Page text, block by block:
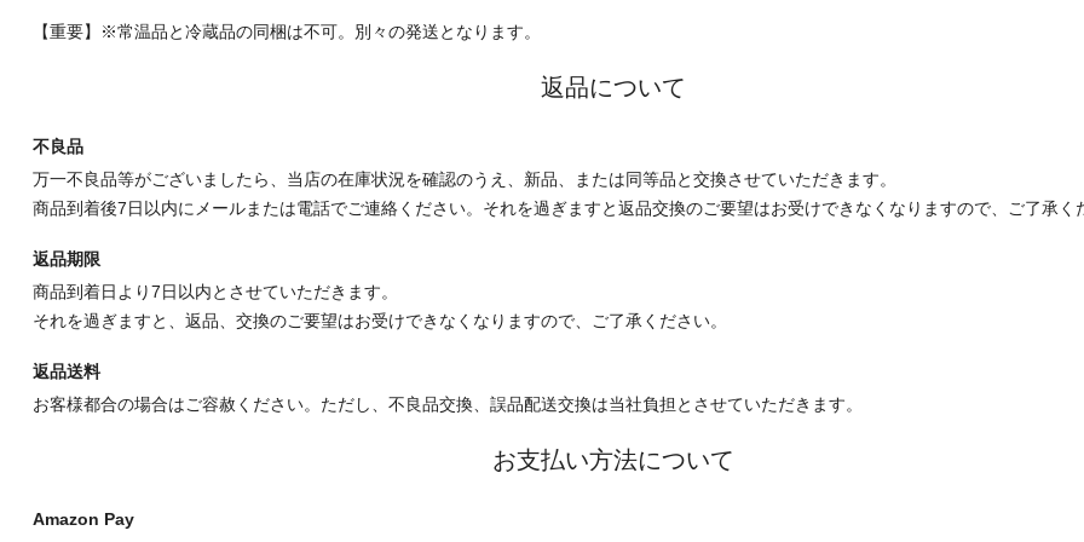
【重要】※常温品と冷蔵品の同梱は不可。別々の発送となります。
返品について
不良品
万一不良品等がございましたら、当店の在庫状況を確認のうえ、新品、または同等品と交換させていただきます。
商品到着後7日以内にメールまたは電話でご連絡ください。それを過ぎますと返品交換のご要望はお受けできなくなりますので、ご了承く
返品期限
商品到着日より7日以内とさせていただきます。
それを過ぎますと、返品、交換のご要望はお受けできなくなりますので、ご了承ください。
返品送料
お客様都合の場合はご容赦ください。ただし、不良品交換、誤品配送交換は当社負担とさせていただきます。
お支払い方法について
Amazon Pay